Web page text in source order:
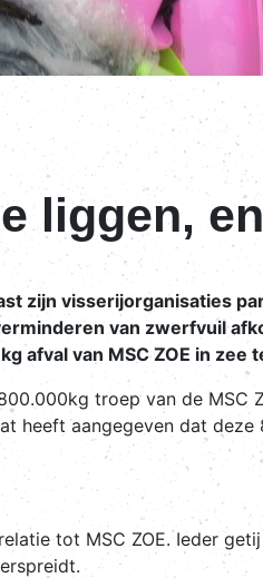
liggen,
zijn visserijorganisaties
van zwerfvuil
van MSC ZOE in zee
troep van de MSC
heeft aangegeven dat
tot MSC ZOE. Ieder